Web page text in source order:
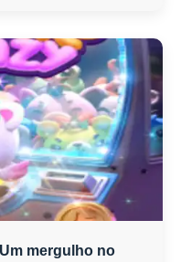
mergulho no